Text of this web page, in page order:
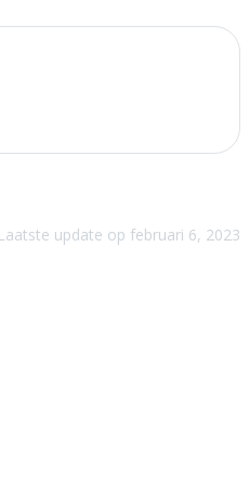
Laatste update op februari 6, 2023